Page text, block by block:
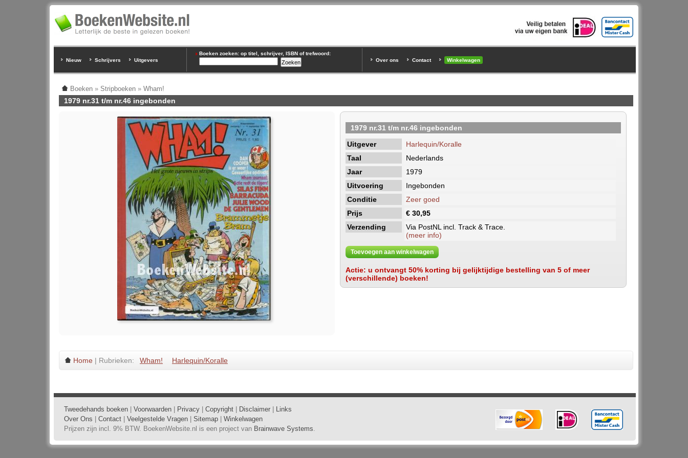
Nieuw Schrijvers Uitgevers
Boeken zoeken: op titel, schrijver, ISBN of trefwoord:
Over ons
Contact Winkelwagen
Boeken » Stripboeken » Wham!
1979 nr.31 t/m nr.46 ingebonden
1979 nr.31 t/m nr.46 ingebonden
Uitgever
Harlequin/Koralle
Taal
Nederlands
Jaar
1979
Uitvoering
Ingebonden
Conditie
Zeer goed
Prijs
€ 30,95
Verzending
Via PostNL incl. Track & Trace.
(meer info)
Toevoegen aan winkelwagen
Actie: u ontvangt 50% korting bij gelijktijdige bestelling van 5 of meer
(verschillende) boeken!
Home | Rubrieken: Wham! Harlequin/Koralle
Tweedehands boeken Voorwaarden Privacy Copyright Disclaimer
Links
Over Ons
Contact Veelgestelde Vragen Sitemap
Winkelwagen
Prijzen zijn incl. 9% BTW. BoekenWebsite.nl is een project van Brainwave Systems.